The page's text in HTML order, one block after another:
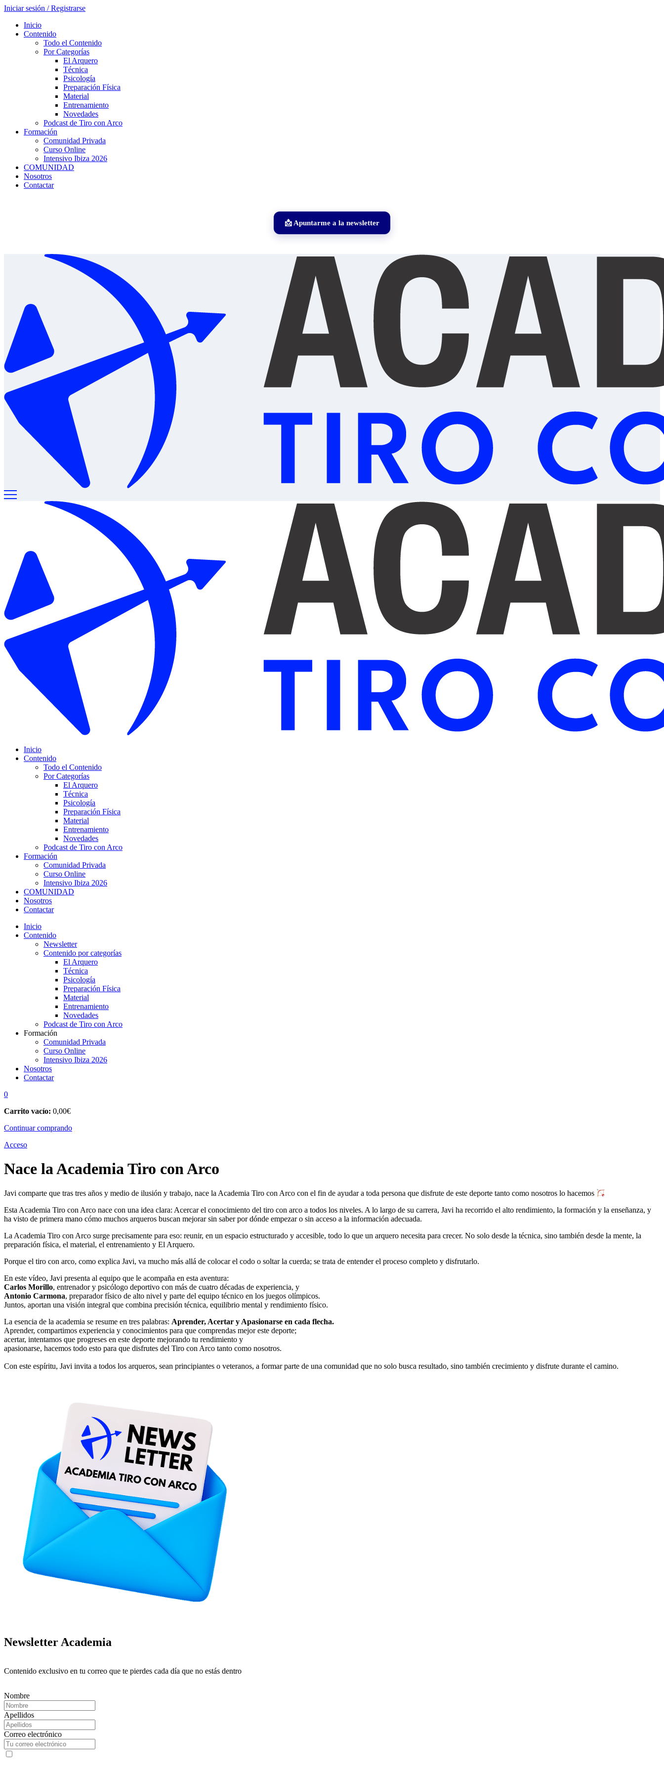
Iniciar sesión / Registrarse
Inicio
Contenido
Todo el Contenido
Por Categorías
El Arquero
Técnica
Psicología
Preparación Física
Material
Entrenamiento
Novedades
Podcast de Tiro con Arco
Formación
Comunidad Privada
Curso Online
Intensivo Ibiza 2026
COMUNIDAD
Nosotros
Contactar
📩 Apuntarme a la newsletter
Inicio
Contenido
Todo el Contenido
Por Categorías
El Arquero
Técnica
Psicología
Preparación Física
Material
Entrenamiento
Novedades
Podcast de Tiro con Arco
Formación
Comunidad Privada
Curso Online
Intensivo Ibiza 2026
COMUNIDAD
Nosotros
Contactar
Inicio
Contenido
Newsletter
Contenido por categorías
El Arquero
Técnica
Psicología
Preparación Física
Material
Entrenamiento
Novedades
Podcast de Tiro con Arco
Formación
Comunidad Privada
Curso Online
Intensivo Ibiza 2026
Nosotros
Contactar
0
Carrito vacío: 0,00€
Continuar comprando
Acceso
Nace la Academia Tiro con Arco
Javi comparte que tras tres años y medio de ilusión y trabajo, nace la Academia Tiro con Arco con el fin de ayudar a toda persona que disfrute de este deporte tanto como nosotros lo hacemos
Esta Academia Tiro con Arco nace con una idea clara: Acercar el conocimiento del tiro con arco a todos los niveles. A lo largo de su carrera, Javi ha recorrido el alto rendimiento, la formación y la enseñanza, y
ha visto de primera mano cómo muchos arqueros buscan mejorar sin saber por dónde empezar o sin acceso a la información adecuada.
La Academia Tiro con Arco surge precisamente para eso: reunir, en un espacio estructurado y accesible, todo lo que un arquero necesita para crecer. No solo desde la técnica, sino también desde la mente, la
preparación física, el material, el entrenamiento y El Arquero.
Porque el tiro con arco, como explica Javi, va mucho más allá de colocar el codo o soltar la cuerda; se trata de entender el proceso completo y disfrutarlo.
En este vídeo, Javi presenta al equipo que le acompaña en esta aventura:
Carlos Morillo, entrenador y psicólogo deportivo con más de cuatro décadas de experiencia, y
Antonio Carmona, preparador físico de alto nivel y parte del equipo técnico en los juegos olímpicos.
Juntos, aportan una visión integral que combina precisión técnica, equilibrio mental y rendimiento físico.
La esencia de la academia se resume en tres palabras: Aprender, Acertar y Apasionarse en cada flecha.
Aprender, compartimos experiencia y conocimientos para que comprendas mejor este deporte;
acertar, intentamos que progreses en este deporte mejorando tu rendimiento y
apasionarse, hacemos todo esto para que disfrutes del Tiro con Arco tanto como nosotros.
Con este espíritu, Javi invita a todos los arqueros, sean principiantes o veteranos, a formar parte de una comunidad que no solo busca resultado, sino también crecimiento y disfrute durante el camino.
Newsletter Academia
Contenido exclusivo en tu correo que te pierdes cada día que no estás dentro
Nombre
Apellidos
Correo electrónico